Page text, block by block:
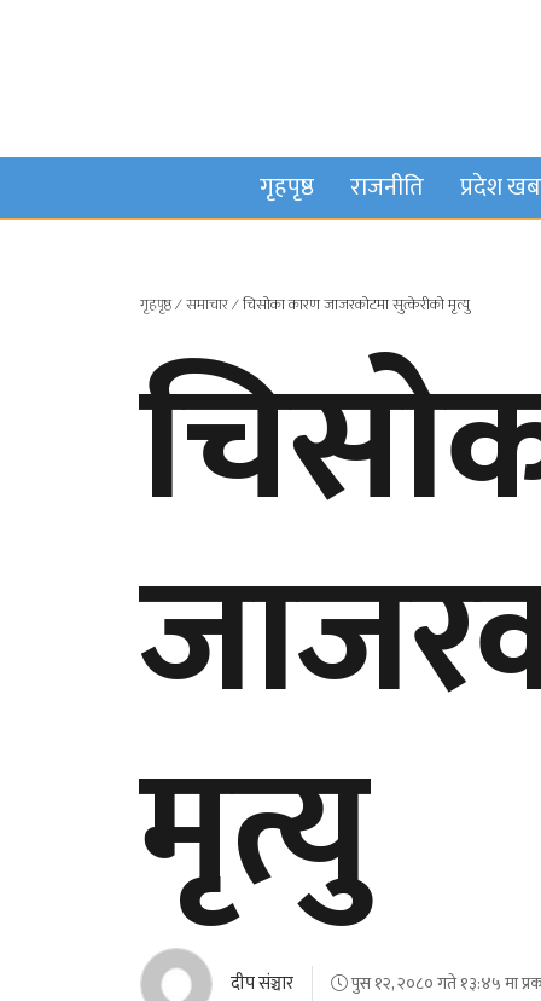
गृहपृष्ठ राजनीति प्रदेश
गृहपृष्ठ∕समाचार∕चिसोका कारण जाजरकोटमा सुत्केरीको मृत्यु
मृत्यु
दीप संञ्चार पुस १२, २०८० गते १३:४५ मा